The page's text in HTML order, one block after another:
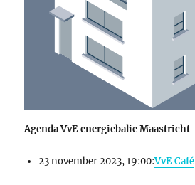
Agenda VvE energiebalie Maastricht
23 november 2023, 19:00:VvE Café